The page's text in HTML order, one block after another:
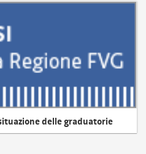
delle graduatorie